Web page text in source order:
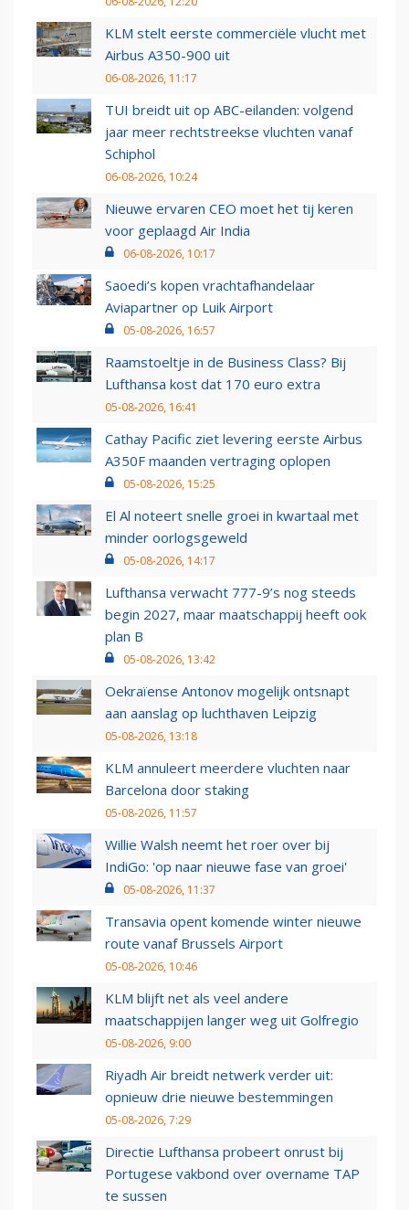
KLM stelt eerste commerciële vlucht met
Airbus A350-900 uit
06-08-2026, 11:17
TUI breidt uit op ABC-eilanden: volgend
jaar meer rechtstreekse vluchten vanaf
Schiphol
06-08-2026, 10:24
Nieuwe ervaren CEO moet het tij keren
voor geplaagd Air India
06-08-2026, 10:17
Saoedi’s kopen vrachtafhandelaar
Aviapartner op Luik Airport
05-08-2026, 16:57
Raamstoeltje in de Business Class? Bij
Lufthansa kost dat 170 euro extra
05-08-2026, 16:41
Cathay Pacific ziet levering eerste Airbus
A350F maanden vertraging oplopen
05-08-2026, 15:25
El Al noteert snelle groei in kwartaal met
minder oorlogsgeweld
05-08-2026, 14:17
Lufthansa verwacht 777-9’s nog steeds
begin 2027, maar maatschappij heeft ook
plan B
05-08-2026, 13:42
Oekraïense Antonov mogelijk ontsnapt
aan aanslag op luchthaven Leipzig
05-08-2026, 13:18
KLM annuleert meerdere vluchten naar
Barcelona door staking
05-08-2026, 11:57
Willie Walsh neemt het roer over bij
IndiGo: 'op naar nieuwe fase van groei'
05-08-2026, 11:37
Transavia opent komende winter nieuwe
route vanaf Brussels Airport
05-08-2026, 10:46
KLM blijft net als veel andere
maatschappijen langer weg uit Golfregio
05-08-2026, 9:00
Riyadh Air breidt netwerk verder uit:
opnieuw drie nieuwe bestemmingen
05-08-2026, 7:29
Directie Lufthansa probeert onrust bij
Portugese vakbond over overname TAP
te sussen